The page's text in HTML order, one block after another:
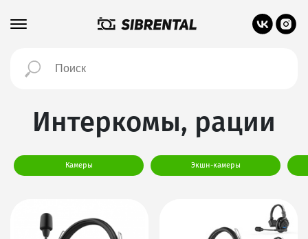
Интеркомы, рации
Камеры Экшн-камеры